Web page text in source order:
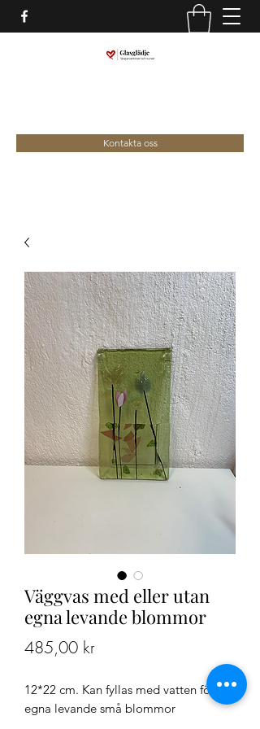
Kontakta oss
Väggvas med eller utan
egna levande blommor
485,00 krPris
12*22 cm. Kan fyllas med vatten för
egna levande små blommor